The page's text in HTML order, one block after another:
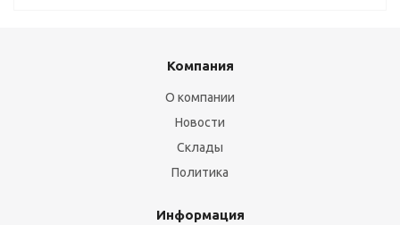
Компания
О компании
Новости
Склады
Политика
Информация